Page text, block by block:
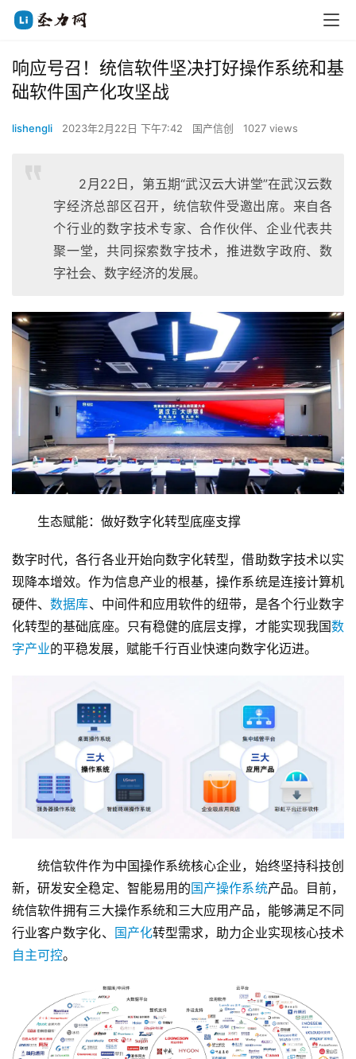
响应号召！统信软件坚决打好操作系统和基
础软件国产化攻坚战
lishengli 2023年2月22日 下午7:42 国产信创 1027 views
2月22日，第五期“武汉云大讲堂”在武汉云数
字经济总部区召开，统信软件受邀出席。来自各
个行业的数字技术专家、合作伙伴、企业代表共
聚一堂，共同探索数字技术，推进数字政府、数
字社会、数字经济的发展。
生态赋能：做好数字化转型底座支撑
数字时代，各行各业开始向数字化转型，借助数字技术以实
现降本增效。作为信息产业的根基，操作系统是连接计算机
硬件、数据库、中间件和应用软件的纽带，是各个行业数字
化转型的基础底座。只有稳健的底层支撑，才能实现我国数
字产业的平稳发展，赋能千行百业快速向数字化迈进。
统信软件作为中国操作系统核心企业，始终坚持科技创
新，研发安全稳定、智能易用的国产操作系统产品。目前，
统信软件拥有三大操作系统和三大应用产品，能够满足不同
行业客户数字化、 国产化转型需求，助力企业实现核心技术
自主可控。